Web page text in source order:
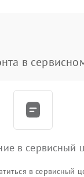
в
в сервисный
в сервисный